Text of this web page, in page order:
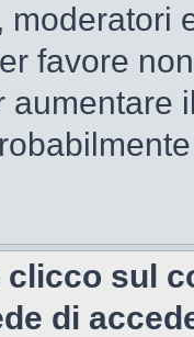
moderatori
favore
aumentare
clicco sul
di